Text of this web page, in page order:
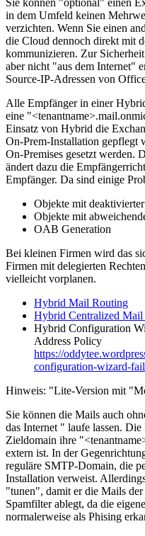
Sie können "optional" einen
in dem Umfeld keinen
verzichten. Wenn Sie einen
die Cloud dennoch direkt mit
kommunizieren. Zur
aber nicht "aus dem Internet"
Source-IP-Adressen von
Alle Empfänger in einer
eine
Einsatz von Hybrid die
On-Prem-Installation gepflegt
On-Premises gesetzt werden.
ändert dazu die
Empfänger. Da sind einige
Objekte mit
Objekte mit
OAB Generation
Bei kleinen Firmen wird das
Firmen mit delegierten
vielleicht vorplanen.
Hybrid Mail Routing
Hybrid Centralized Mail
Hybrid Configuration
Address Policy
https://
configuration-wizard-
Hinweis: "Lite-Version mit
Sie können die Mails auch
das Internet " laufe lassen.
Zieldomain ihre
extern ist. In der
reguläre SMTP-Domain, die
Installation verweist.
"tunen", damit er die Mails
Spamfilter ablegt, da die
normalerweise als Phising